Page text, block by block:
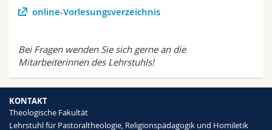
online-Vorlesungsverzeichnis
Bei Fragen wenden Sie sich gerne an die
Mitarbeiterinnen des Lehrstuhls!
KONTAKT
Theologische Fakultät
Lehrstuhl für Pastoraltheologie, Religionspädagogik und Homiletik